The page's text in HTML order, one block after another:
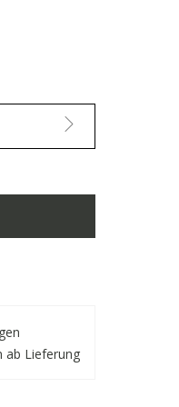
ab Lieferung